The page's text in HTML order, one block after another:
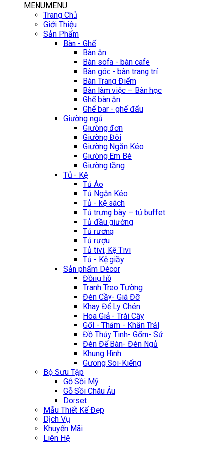
MENUMENU
Trang Chủ
Giới Thiệu
Sản Phẩm
Bàn - Ghế
Bàn ăn
Bàn sofa - bàn cafe
Bàn góc - bàn trang trí
Bàn Trang Điểm
Bàn làm việc – Bàn học
Ghế bàn ăn
Ghế bar - ghế đẩu
Giường ngủ
Giường đơn
Giường Đôi
Giường Ngăn Kéo
Giường Em Bé
Giường tầng
Tủ - Kệ
Tủ Áo
Tủ Ngăn Kéo
Tủ - kệ sách
Tủ trưng bày – tủ buffet
Tủ đầu giường
Tủ rương
Tủ rượu
Tủ tivi, Kệ Tivi
Tủ - Kệ giầy
Sản phẩm Décor
Đồng hồ
Tranh Treo Tường
Đèn Cầy- Giá Đỡ
Khay Để Ly Chén
Hoa Giả - Trái Cây
Gối - Thảm - Khăn Trải
Đồ Thủy Tinh- Gốm- Sứ
Đèn Để Bàn- Đèn Ngủ
Khung Hình
Gương Soi-Kiếng
Bộ Sưu Tập
Gỗ Sồi Mỹ
Gỗ Sồi Châu Âu
Dorset
Mẫu Thiết Kế Đẹp
Dịch Vụ
Khuyến Mãi
Liên Hệ